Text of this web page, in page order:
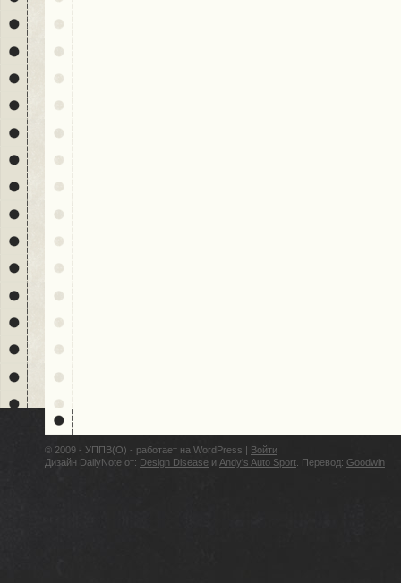
© 2009 - УППВ(О) - работает на WordPress | Войти
Дизайн DailyNote от: Design Disease и Andy's Auto Sport . Перевод: Goodwin